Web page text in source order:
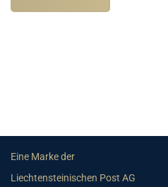
Eine Marke der
Liechtensteinischen Post AG